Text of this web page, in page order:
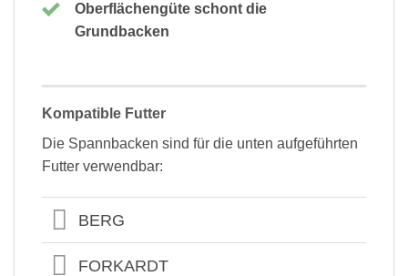
Oberflächengüte schont die
Grundbacken
Kompatible Futter
Die Spannbacken sind für die unten aufgeführten
Futter verwendbar:
BERG
FORKARDT